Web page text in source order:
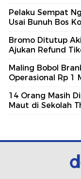
Pelaku Sempat
Usai Bunuh Bos
Bromo Ditutup
Ajukan Refund
Maling Bobol
Operasional Rp 1
14 Orang Masih
Maut di Sekolah